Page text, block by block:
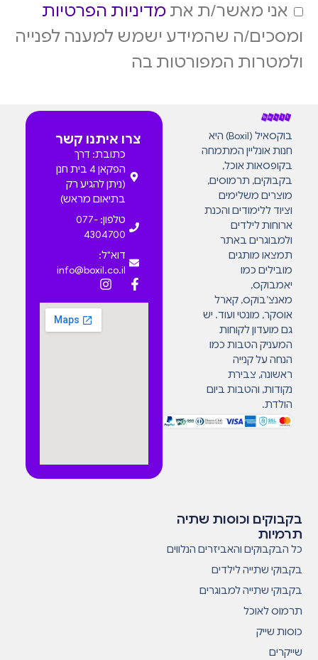
אני מאשר/ת את מדיניות הפרטיות
ומסכים/ה שהמידע ישמש למענה לפנייה
ולמטרות המפורטות בה
בוקסאיל (Boxil) היא
חנות אונליין המתמחה
בקופסאות אוכל,
בקבוקים, תרמוסים,
מוצרים משלימים
וציוד ללימודים והכנת
ארוחות לילדים
ולמבוגרים באתר
תמצאו מותגים
מובילים כמו
יאמבוקס,
מאנצ’בוקס, קארל
אוסקר, מונטי ועוד. יש
גם מועדון לקוחות
המעניק הטבות כמו
הנחה על קנייה
ראשונה, צבירת
נקודות, והטבות ביום
הולדת.
צרו איתנו קשר
כתובת: דרך
הפקאן 4 בית חנן
(ניתן להגיע רק
בתיאום מראש)
טלפון: 077-
4304700
דוא"ל:
info@boxil.co.il
בקבוקים וכוסות שתיה
תרמיות
כל הבקבוקים והאביזרים הנלווים
בקבוקי שתייה לילדים
בקבוקי שתייה למבוגרים
תרמוס לאוכל
כוסות שייק
שייקרים